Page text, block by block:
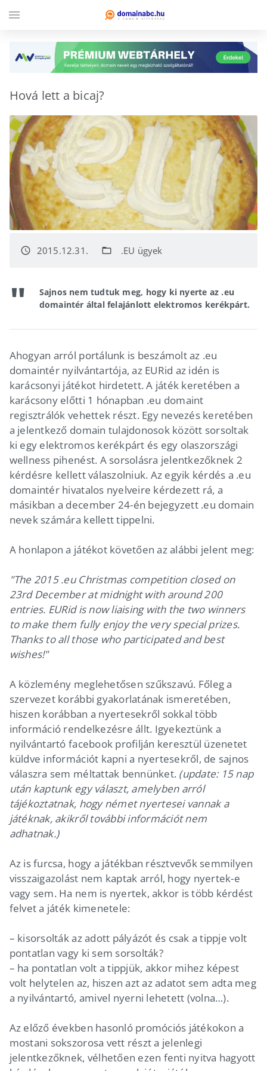
Hová lett a bicaj?
access_time 2015.12.31. folder_open .EU ügyek
Sajnos nem tudtuk meg, hogy ki nyerte az .eu
domaintér által felajánlott elektromos kerékpárt.
Ahogyan arról portálunk is beszámolt az .eu
domaintér nyilvántartója, az EURid az idén is
karácsonyi játékot hirdetett. A játék keretében a
karácsony előtti 1 hónapban .eu domaint
regisztrálók vehettek részt. Egy nevezés keretében
a jelentkező domain tulajdonosok között sorsoltak
ki egy elektromos kerékpárt és egy olaszországi
wellness pihenést. A sorsolásra jelentkezőknek 2
kérdésre kellett válaszolniuk. Az egyik kérdés a .eu
domaintér hivatalos nyelveire kérdezett rá, a
másikban a december 24-én bejegyzett .eu domain
nevek számára kellett tippelni.
A honlapon a játékot követően az alábbi jelent meg:
"The 2015 .eu Christmas competition closed on
23rd December at midnight with around 200
entries. EURid is now liaising with the two winners
to make them fully enjoy the very special prizes.
Thanks to all those who participated and best
wishes!"
A közlemény meglehetősen szűkszavú. Főleg a
szervezet korábbi gyakorlatának ismeretében,
hiszen korábban a nyertesekről sokkal több
információ rendelkezésre állt. Igyekeztünk a
nyilvántartó facebook profilján keresztül üzenetet
küldve információt kapni a nyertesekről, de sajnos
válaszra sem méltattak bennünket. (update: 15 nap
után kaptunk egy választ, amelyben arról
tájékoztatnak, hogy német nyertesei vannak a
játéknak, akikről további információt nem
adhatnak.)
Az is furcsa, hogy a játékban résztvevők semmilyen
visszaigazolást nem kaptak arról, hogy nyertek-e
vagy sem. Ha nem is nyertek, akkor is több kérdést
felvet a játék kimenetele:
– kisorsolták az adott pályázót és csak a tippje volt
pontatlan vagy ki sem sorsolták?
– ha pontatlan volt a tippjük, akkor mihez képest
volt helytelen az, hiszen azt az adatot sem adta meg
a nyilvántartó, amivel nyerni lehetett (volna…).
Az előző években hasonló promóciós játékokon a
mostani sokszorosa vett részt a jelenlegi
jelentkezőknek, vélhetően ezen fenti nyitva hagyott
menu